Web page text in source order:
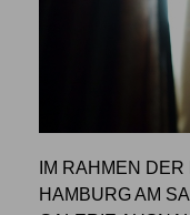
IM RAHMEN
HAMBURG AM